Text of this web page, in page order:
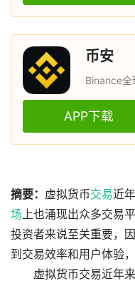
币安
Binance全
APP下载
摘要： 虚拟货币交易近
场 上也涌现出众多交易
投资者来说至关重要，
到交易效率和用户体验
虚拟货币交易近年